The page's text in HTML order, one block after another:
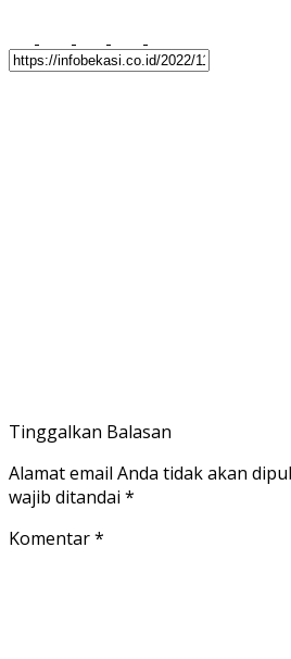
Tinggalkan Balasan
Alamat email Anda tidak akan
wajib ditandai *
Komentar*